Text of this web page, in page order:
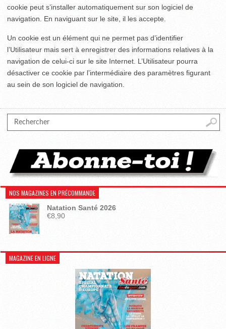
cookie peut s’installer automatiquement sur son logiciel de
navigation. En naviguant sur le site, il les accepte.
Un cookie est un élément qui ne permet pas d’identifier
l’Utilisateur mais sert à enregistrer des informations relatives à la
navigation de celui-ci sur le site Internet. L’Utilisateur pourra
désactiver ce cookie par l’intermédiaire des paramètres figurant
au sein de son logiciel de navigation.
NOS MAGAZINES EN PRÉCOMMANDE
Natation Santé 2026
€8,90
MAGAZINE EN LIGNE